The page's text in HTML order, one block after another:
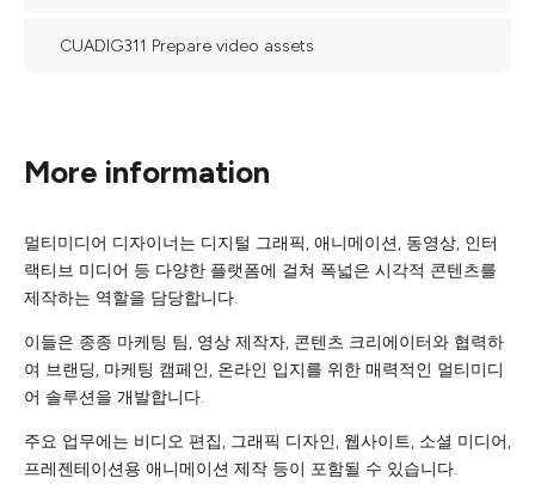
CUADIG311 Prepare video assets
More information
멀티미디어 디자이너는 디지털 그래픽, 애니메이션, 동영상, 인터
랙티브 미디어 등 다양한 플랫폼에 걸쳐 폭넓은 시각적 콘텐츠를
제작하는 역할을 담당합니다.
이들은 종종 마케팅 팀, 영상 제작자, 콘텐츠 크리에이터와 협력하
여 브랜딩, 마케팅 캠페인, 온라인 입지를 위한 매력적인 멀티미디
어 솔루션을 개발합니다.
주요 업무에는 비디오 편집, 그래픽 디자인, 웹사이트, 소셜 미디어,
프레젠테이션용 애니메이션 제작 등이 포함될 수 있습니다.